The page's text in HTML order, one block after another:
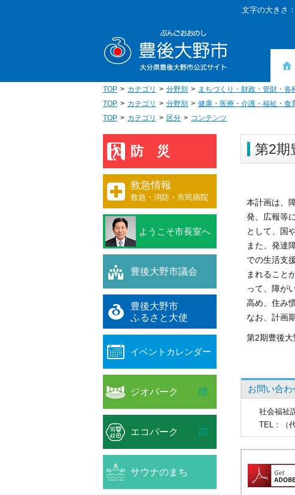
移
文字の大きさ：
住
税
教
健
消
商
入
農
道
議
ま
本
庁
行
人
豊
豊
合
市
豊
豊
豊
豊
よ
名
豊
TOP カテゴリ 分野別 まちづくり・財政・管財・
TOP
カテゴリ 分野別 健康・医療・介護・福祉・食
TOP
カテゴリ 区分 コンテンツ
第2期
本計画は、
発、広報等
として、国
また、発達
での生活支
まれること
って、障が
高め、住み
なお、計画
第2期豊後
お問い合わ
社会福祉
TEL ：（
防災
救急情報
救急・消防・市民病院
ようこそ市長室へ
豊後大野市議会
豊後大野市
ふるさと大使
イベントカレンダー
ジオパーク
エコパーク
サウナのまち